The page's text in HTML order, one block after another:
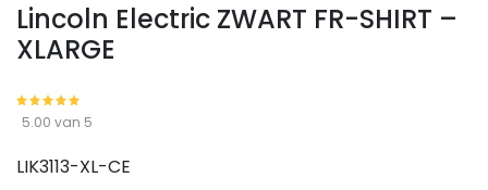
Lincoln Electric ZWART FR-SHIRT –
XLARGE
5.00 van 5
LIK3113-XL-CE